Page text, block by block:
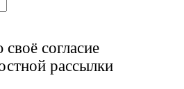
согласие
рассылки